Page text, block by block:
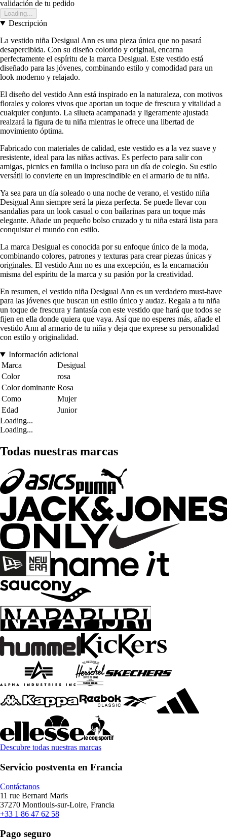
validación de tu pedido
Loading...
Descripción
La vestido niña Desigual Ann es una pieza única que no pasará
desapercibida. Con su diseño colorido y original, encarna
perfectamente el espíritu de la marca Desigual. Este vestido está
diseñado para las jóvenes, combinando estilo y comodidad para un
look moderno y relajado.
El diseño del vestido Ann está inspirado en la naturaleza, con motivos
florales y colores vivos que aportan un toque de frescura y vitalidad a
cualquier conjunto. La silueta acampanada y ligeramente ajustada
realzará la figura de tu niña mientras le ofrece una libertad de
movimiento óptima.
Fabricado con materiales de calidad, este vestido es a la vez suave y
resistente, ideal para las niñas activas. Es perfecto para salir con
amigas, picnics en familia o incluso para un día de colegio. Su estilo
versátil lo convierte en un imprescindible en el armario de tu niña.
Ya sea para un día soleado o una noche de verano, el vestido niña
Desigual Ann siempre será la pieza perfecta. Se puede llevar con
sandalias para un look casual o con bailarinas para un toque más
elegante. Añade un pequeño bolso cruzado y tu niña estará lista para
conquistar el mundo con estilo.
La marca Desigual es conocida por su enfoque único de la moda,
combinando colores, patrones y texturas para crear piezas únicas y
originales. El vestido Ann no es una excepción, es la encarnación
misma del espíritu de la marca y su pasión por la creatividad.
En resumen, el vestido niña Desigual Ann es un verdadero must-have
para las jóvenes que buscan un estilo único y audaz. Regala a tu niña
un toque de frescura y fantasía con este vestido que hará que todos se
fijen en ella donde quiera que vaya. Así que no esperes más, añade el
vestido Ann al armario de tu niña y deja que exprese su personalidad
con estilo y originalidad.
Información adicional
Marca
Desigual
Color
rosa
Color dominante Rosa
Como
Mujer
Edad
Junior
Loading...
Loading...
Todas nuestras marcas
Descubre todas nuestras marcas
Servicio postventa en Francia
Contáctanos
11 rue Bernard Maris
37270 Montlouis-sur-Loire, Francia
+33 1 86 47 62 58
Pago seguro